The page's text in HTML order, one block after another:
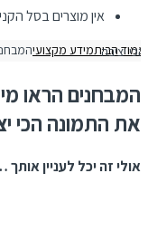
אין מוצרים בסל
הביתמידע מקצועי מי הם 10 דגמי ההקרנה שמציגים את התמונה הכי יציבה
את התמונה הכי
אולי זה יכל לעניין אותך …